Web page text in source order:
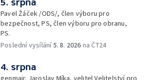
5. srpna
Pavel Žáček /ODS/, člen výboru pro
bezpečnost, PS, člen výboru pro obranu,
PS.
Poslední vysílání5. 8. 2026 na ČT24
4. srpna
genmajr. Jaroslav Míka, velitel Velitelství pro